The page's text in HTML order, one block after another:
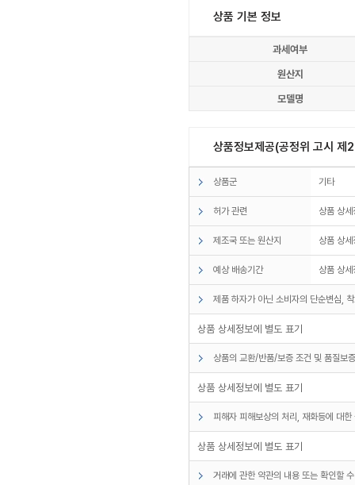
상품 기본 정보
과세여부
원산지
모델명
상품정보제공(공정위 고시
상품군 기타
허가 관련 상품 상
제조국 또는 원산지 상품 상
예상 배송기간 상품 상
제품 하자가 아닌 소비자의 단순변심,
상품 상세정보에 별도 표기
상품의 교환/반품/보증 조건 및 품질보
상품 상세정보에 별도 표기
피해자 피해보상의 처리, 재화등에 대
상품 상세정보에 별도 표기
거래에 관한 약관의 내용 또는 확인할